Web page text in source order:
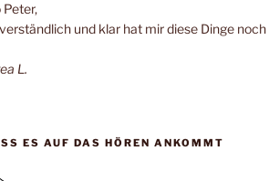
Peter,
und klar hat mir diese Dinge
L.
ES AUF DAS HÖREN ANKOMMT